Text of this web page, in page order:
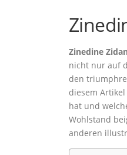
Zinedine
nicht nur auf
den
diesem
hat und
Wohlstand
anderen